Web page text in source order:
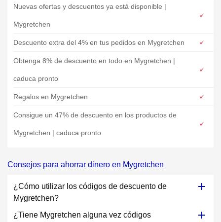
Nuevas ofertas y descuentos ya está disponible |
Mygretchen
Descuento extra del 4% en tus pedidos en Mygretchen
Obtenga 8% de descuento en todo en Mygretchen |
caduca pronto
Regalos en Mygretchen
Consigue un 47% de descuento en los productos de
Mygretchen | caduca pronto
Consejos para ahorrar dinero en Mygretchen
¿Cómo utilizar los códigos de descuento de
Mygretchen?
¿Tiene Mygretchen alguna vez códigos